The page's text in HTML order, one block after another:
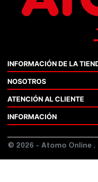
INFORMACIÓN DE LA
NOSOTROS
ATENCIÓN AL CLIENTE
INFORMACIÓN
© 2026 - Atomo Online .